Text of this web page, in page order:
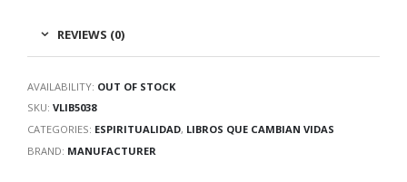
REVIEWS (0)
AVAILABILITY: OUT OF STOCK
SKU: VLIB5038
CATEGORIES: ESPIRITUALIDAD, LIBROS QUE CAMBIAN VIDAS
BRAND: MANUFACTURER